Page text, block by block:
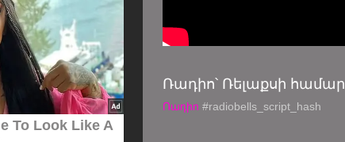
Ռադիո՝ Ռելաքսի համար
Ռադիո #radiobells_script_hash